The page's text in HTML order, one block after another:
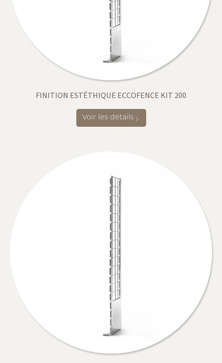
FINITION ESTÉTHIQUE ECCOFENCE KIT 200
Voir les détails